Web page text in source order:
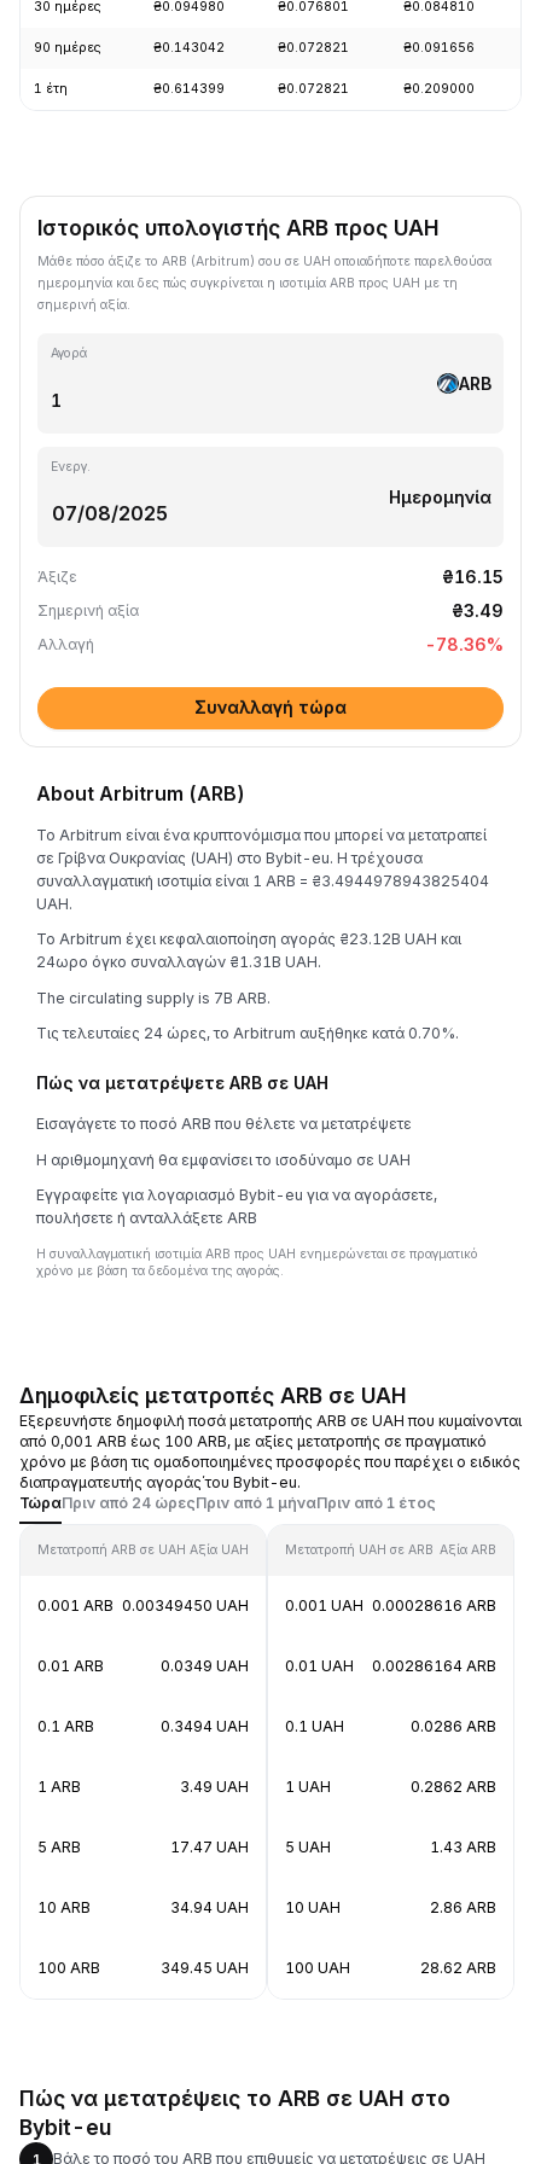
30 ημέρες ₴0.094980 ₴0.076801 ₴0.084810
90 ημέρες ₴0.143042 ₴0.072821 ₴0.091656
1 έτη ₴0.614399 ₴0.072821 ₴0.209000
Ιστορικός υπολογιστής ARB προς UAH
Μάθε πόσο άξιζε το ARB (Arbitrum) σου σε UAH οποιαδήποτε παρελθούσα
ημερομηνία και δες πώς συγκρίνεται η ισοτιμία ARB προς UAH με τη
σημερινή αξία.
Αγορά
ARB
Ενεργ.
Ημερομηνία
Άξιζε ₴16.15
Σημερινή αξία ₴3.49
Αλλαγή -78.36%
Συναλλαγή τώρα
About Arbitrum (ARB)
Το Arbitrum είναι ένα κρυπτονόμισμα που μπορεί να μετατραπεί
σε Γρίβνα Ουκρανίας (UAH) στο Bybit-eu. Η τρέχουσα
συναλλαγματική ισοτιμία είναι 1 ARB = ₴3.4944978943825404
UAH.
Το Arbitrum έχει κεφαλαιοποίηση αγοράς ₴23.12B UAH και
24ωρο όγκο συναλλαγών ₴1.31B UAH.
The circulating supply is 7B ARB.
Τις τελευταίες 24 ώρες, το Arbitrum αυξήθηκε κατά 0.70%.
Πώς να μετατρέψετε ARB σε UAH
Εισαγάγετε το ποσό ARB που θέλετε να μετατρέψετε
Η αριθμομηχανή θα εμφανίσει το ισοδύναμο σε UAH
Εγγραφείτε για λογαριασμό Bybit-eu για να αγοράσετε,
πουλήσετε ή ανταλλάξετε ARB
Η συναλλαγματική ισοτιμία ARB προς UAH ενημερώνεται σε πραγματικό
χρόνο με βάση τα δεδομένα της αγοράς.
Δημοφιλείς μετατροπές ARB σε UAH
Εξερευνήστε δημοφιλή ποσά μετατροπής ARB σε UAH που κυμαίνονται
από 0,001 ARB έως 100 ARB, με αξίες μετατροπής σε πραγματικό
χρόνο με βάση τις ομαδοποιημένες προσφορές που παρέχει ο ειδικός
διαπραγματευτής αγοράς΄του Bybit-eu.
ΤώραΠριν από 24 ώρεςΠριν από 1 μήναΠριν από 1 έτος
Μετατροπή ARB σε UAH Αξία UAH
0.001 ARB 0.00349450 UAH
0.01 ARB 0.0349 UAH
0.1 ARB 0.3494 UAH
1 ARB 3.49 UAH
5 ARB 17.47 UAH
10 ARB 34.94 UAH
100 ARB 349.45 UAH
Μετατροπή UAH σε ARB Αξία ARB
0.001 UAH 0.00028616 ARB
0.01 UAH 0.00286164 ARB
0.1 UAH 0.0286 ARB
1 UAH 0.2862 ARB
5 UAH 1.43 ARB
10 UAH 2.86 ARB
100 UAH 28.62 ARB
Πώς να μετατρέψεις το ARB σε UAH στο
Bybit-eu
1 Βάλε το ποσό του ARB που επιθυμείς να μετατρέψεις σε UAH